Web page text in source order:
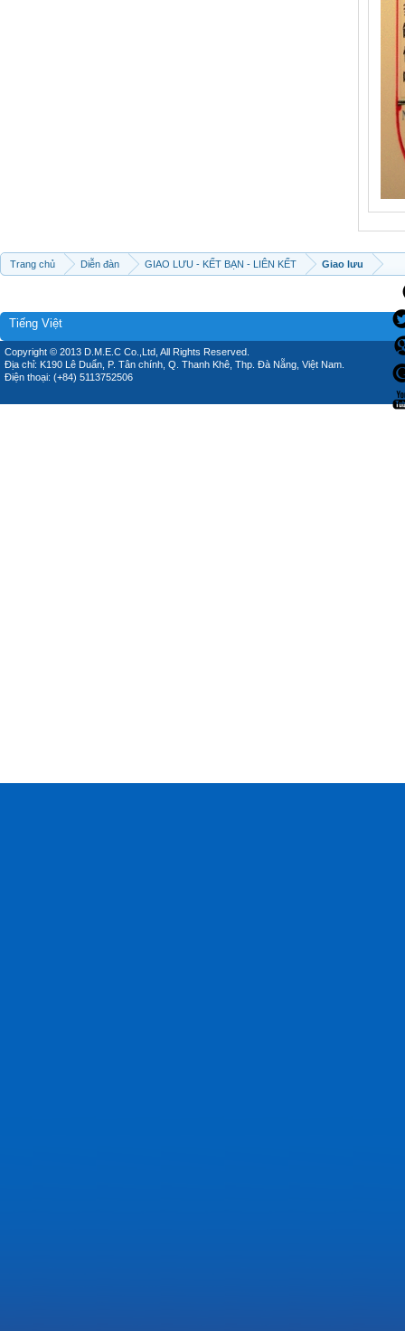
Trang chủ Diễn đàn GIAO LƯU - KẾT BẠN - LIÊN KẾT Giao lưu
Tiếng Việt
Copyright © 2013 D.M.E.C Co.,Ltd, All Rights Reserved.
Địa chỉ: K190 Lê Duẩn, P. Tân chính, Q. Thanh Khê, Thp. Đà Nẵng, Việt Nam.
Điện thoại: (+84) 5113752506